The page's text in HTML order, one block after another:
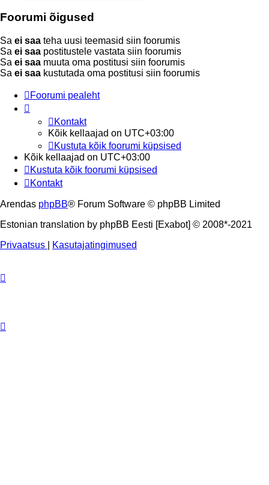
Foorumi õigused
Sa ei saa teha uusi teemasid siin foorumis
Sa ei saa postitustele vastata siin foorumis
Sa ei saa muuta oma postitusi siin foorumis
Sa ei saa kustutada oma postitusi siin foorumis
Foorumi pealeht
Kontakt
Kõik kellaajad on UTC+03:00
Kustuta kõik foorumi küpsised
Kõik kellaajad on UTC+03:00
Kustuta kõik foorumi küpsised
Kontakt
Arendas phpBB® Forum Software © phpBB Limited
Estonian translation by phpBB Eesti [Exabot] © 2008*-2021
Privaatsus
Kasutajatingimused